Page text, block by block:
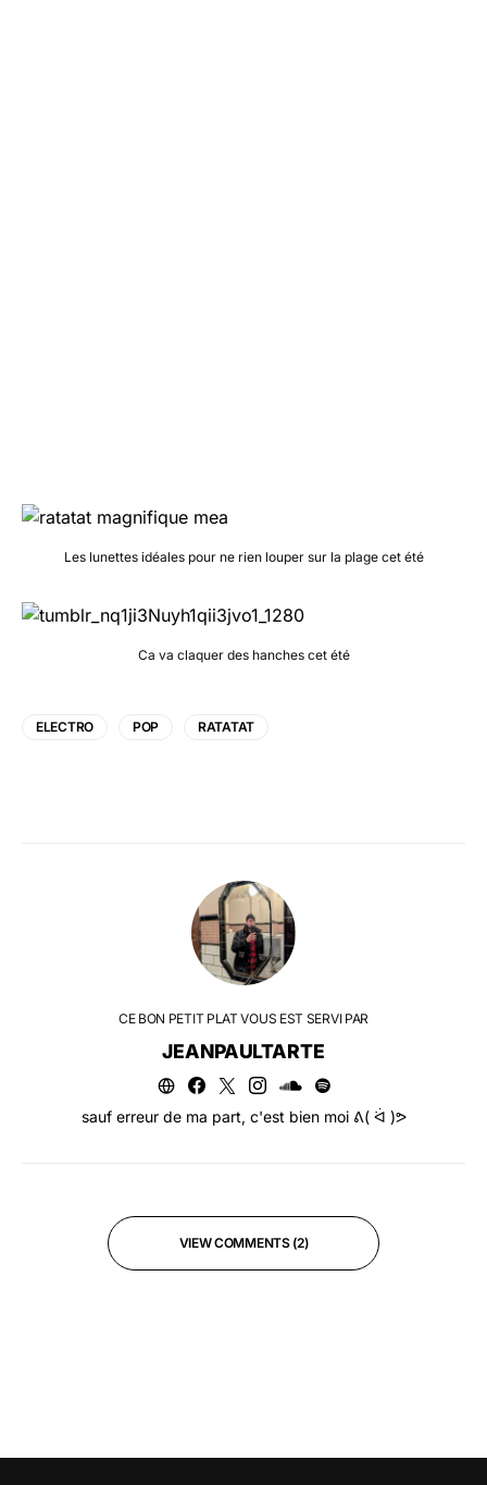
Les lunettes idéales pour ne rien louper sur la plage cet été
Ca va claquer des hanches cet été
ELECTRO POP RATATAT
CE BON PETIT PLAT VOUS EST SERVI PAR
JEANPAULTARTE
sauf erreur de ma part, c'est bien moi ᕕ( ᐛ )ᕗ
VIEW COMMENTS (2)